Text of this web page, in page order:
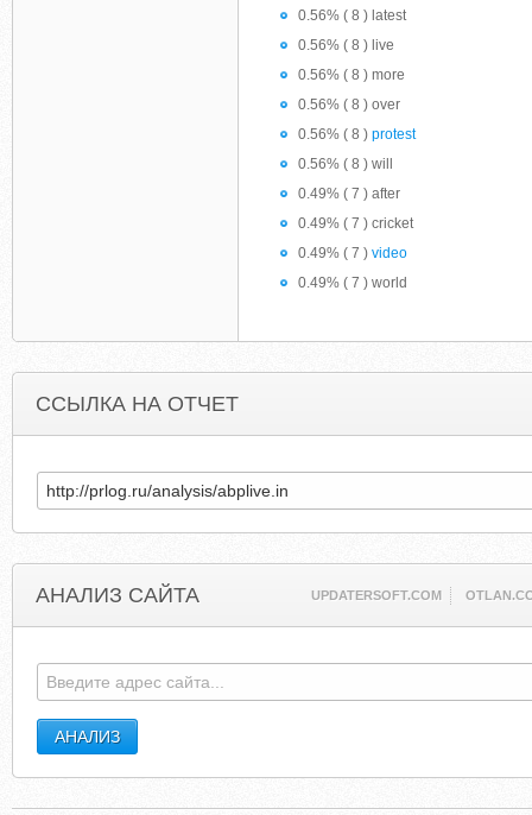
0.56% ( 8 ) latest
0.56% ( 8 ) live
0.56% ( 8 ) more
0.56% ( 8 ) over
0.56% ( 8 ) protest
0.56% ( 8 ) will
0.49% ( 7 ) after
0.49% ( 7 ) cricket
0.49% ( 7 ) video
0.49% ( 7 ) world
ССЫЛКА НА ОТЧЕТ
АНАЛИЗ САЙТА UPDATERSOFT.COM